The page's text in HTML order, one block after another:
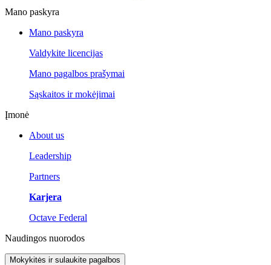
Mano paskyra
Mano paskyra
Valdykite licencijas
Mano pagalbos prašymai
Sąskaitos ir mokėjimai
Įmonė
About us
Leadership
Partners
Karjera
Octave Federal
Naudingos nuorodos
Mokykitės ir sulaukite pagalbos